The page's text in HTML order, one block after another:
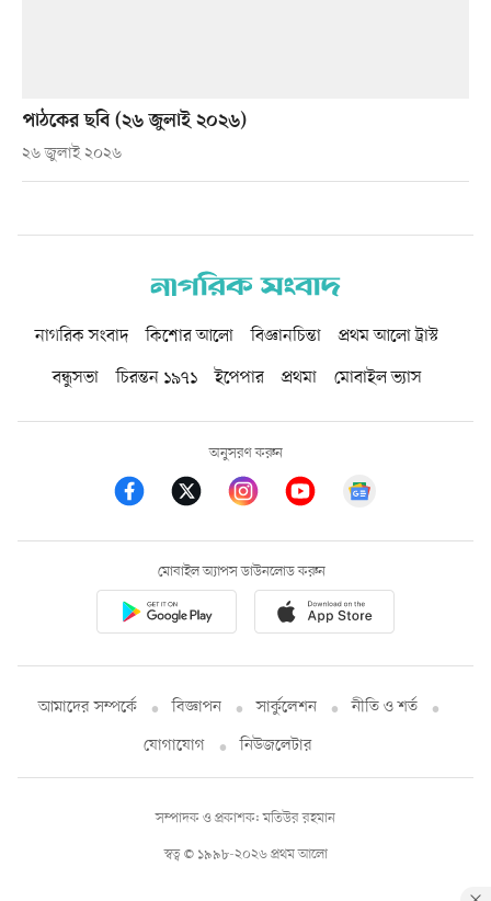
পাঠকের ছবি (২৬ জুলাই ২০২৬)
২৬ জুলাই ২০২৬
নাগরিক সংবাদ কিশোর আলো বিজ্ঞানচিন্তা
প্রথম আলো ট্রাস্ট
বন্ধুসভা
চিরন্তন ১৯৭১ ইপেপার প্রথমা মোবাইল ভ্যাস
অনুসরণ করুন
মোবাইল অ্যাপস ডাউনলোড করুন
আমাদের সম্পর্কে বিজ্ঞাপন সার্কুলেশন
নীতি ও শর্ত
যোগাযোগ
নিউজলেটার
স্বত্ব © ১৯৯৮-২০২৬ প্রথম আলো
সম্পাদক ও প্রকাশক: মতিউর রহমান